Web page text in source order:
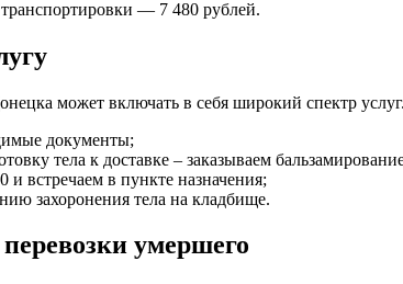
— 7 480 рублей.
может включать в себя широкий спектр
документы;
тела к доставке – заказываем
и встречаем в пункте назначения;
захоронения тела на кладбище.
умершего